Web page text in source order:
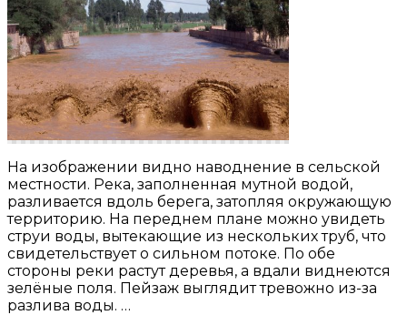
На изображении видно наводнение в сельской
местности. Река, заполненная мутной водой,
разливается вдоль берега, затопляя окружающую
территорию. На переднем плане можно увидеть
струи воды, вытекающие из нескольких труб, что
свидетельствует о сильном потоке. По обе
стороны реки растут деревья, а вдали виднеются
зелёные поля. Пейзаж выглядит тревожно из-за
разлива воды. …